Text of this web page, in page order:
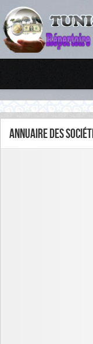
Annuaire des